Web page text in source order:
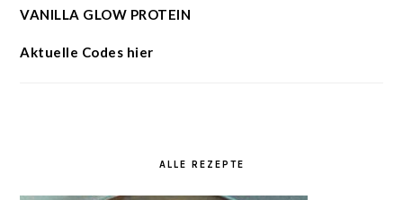
VANILLA GLOW PROTEIN
Aktuelle Codes hier
ALLE REZEPTE